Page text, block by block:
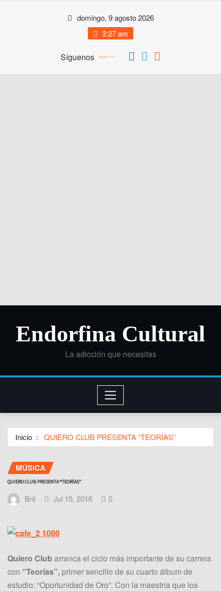
domingo, 9 agosto 2026
3:27 am
Síguenos
Endorfina Cultural
La adicción que necesitas
Inicio QUIERO CLUB PRESENTA “TEORÍAS”
MÚSICA
QUIERO CLUB PRESENTA “TEORÍAS”
Brit Jul 15, 2016 0
Quiero Club arranca el ciclo más importante de su carrera
con “Teorías”, primer sencillo de su cuarto álbum de
estudio: “Oportunidad de Oro”. Con la maestría que los